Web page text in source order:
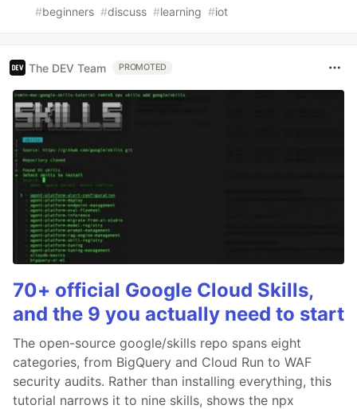
#beginners #discuss #learning #iot
The DEV Team PROMOTED
70+ official Google Cloud Skills,
and the 9 you actually need to start
The open-source google/skills repo spans eight
categories, from BigQuery and Cloud Run to WAF
security audits. Rather than installing everything, this
tutorial narrows it to nine skills, shows the npx